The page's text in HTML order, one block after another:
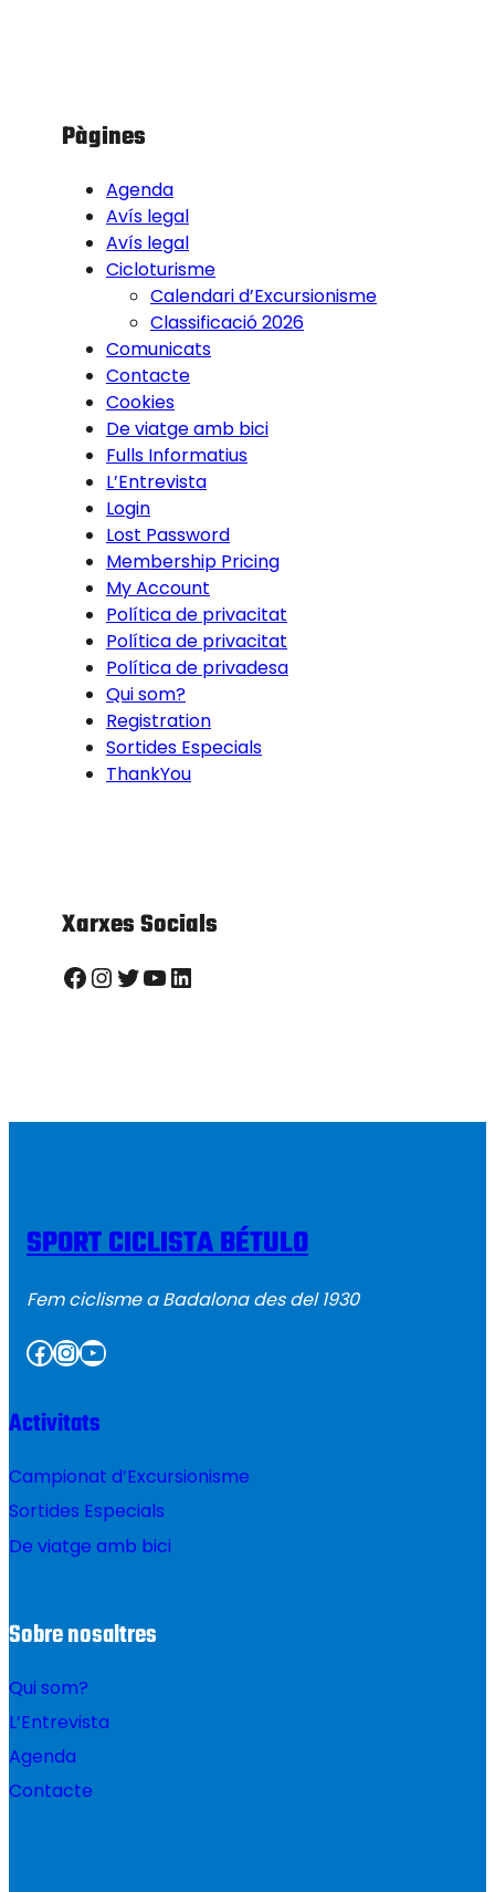
Pàgines
Agenda
Avís legal
Avís legal
Cicloturisme
Calendari d’Excursionisme
Classificació 2026
Comunicats
Contacte
Cookies
De viatge amb bici
Fulls Informatius
L’Entrevista
Login
Lost Password
Membership Pricing
My Account
Política de privacitat
Política de privacitat
Política de privadesa
Qui som?
Registration
Sortides Especials
ThankYou
Xarxes Socials
Facebook InstagramTwitter YouTube LinkedIn
SPORT CICLISTA BÉTULO
Fem ciclisme a Badalona des del 1930
Facebook InstagramYouTube
Activitats
Campionat d’Excursionisme
Sortides Especials
De viatge amb bici
Sobre nosaltres
Qui som?
L’Entrevista
Agenda
Contacte